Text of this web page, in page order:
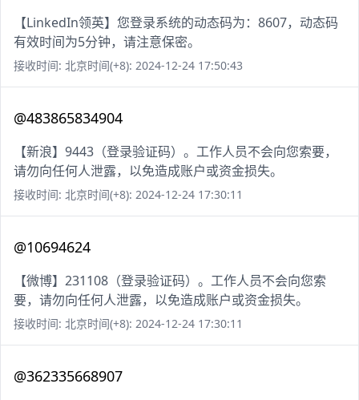
【LinkedIn领英】您登录系统的动态码为：8607，动态码
有效时间为5分钟，请注意保密。
接收时间: 北京时间(+8): 2024-12-24 17:50:43
@483865834904
【新浪】9443（登录验证码）。工作人员不会向您索要，
请勿向任何人泄露，以免造成账户或资金损失。
接收时间: 北京时间(+8): 2024-12-24 17:30:11
@10694624
【微博】231108（登录验证码）。工作人员不会向您索
要，请勿向任何人泄露，以免造成账户或资金损失。
接收时间: 北京时间(+8): 2024-12-24 17:30:11
@362335668907